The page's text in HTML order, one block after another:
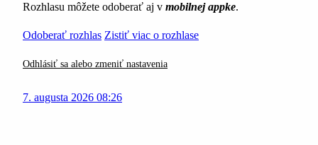
Rozhlasu môžete odoberať aj v mobilnej appke.
Odoberať rozhlas Zistiť viac o rozhlase
Odhlásiť sa alebo zmeniť nastavenia
7. augusta 2026 08:26